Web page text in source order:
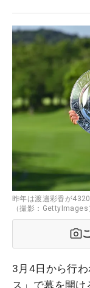
昨年は渡邉彩香が
（撮影：GettyImages
3月4日から行
ス」で幕を開け